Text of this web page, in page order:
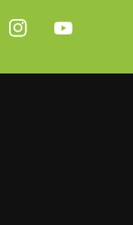
InstagramYouTube